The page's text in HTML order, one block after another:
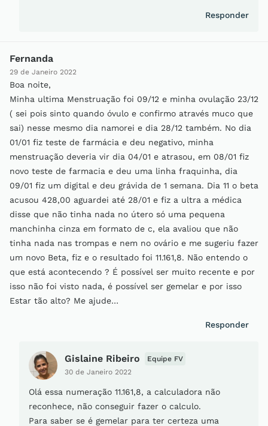
Responder
Fernanda
29 de Janeiro 2022
Boa noite,
Minha ultima Menstruação foi 09/12 e minha ovulação 23/12
( sei pois sinto quando óvulo e confirmo através muco que
sai) nesse mesmo dia namorei e dia 28/12 também. No dia
01/01 fiz teste de farmácia e deu negativo, minha
menstruação deveria vir dia 04/01 e atrasou, em 08/01 fiz
novo teste de farmacia e deu uma linha fraquinha, dia
09/01 fiz um digital e deu grávida de 1 semana. Dia 11 o beta
acusou 428,00 aguardei até 28/01 e fiz a ultra a médica
disse que não tinha nada no útero só uma pequena
manchinha cinza em formato de c, ela avaliou que não
tinha nada nas trompas e nem no ovário e me sugeriu fazer
um novo Beta, fiz e o resultado foi 11.161,8. Não entendo o
que está acontecendo ? É possível ser muito recente e por
isso não foi visto nada, é possível ser gemelar e por isso
Estar tão alto? Me ajude…
Responder
Gislaine Ribeiro
30 de Janeiro 2022
Equipe FV
Olá essa numeração 11.161,8, a calculadora não
reconhece, não conseguir fazer o calculo.
Para saber se é gemelar para ter certeza uma